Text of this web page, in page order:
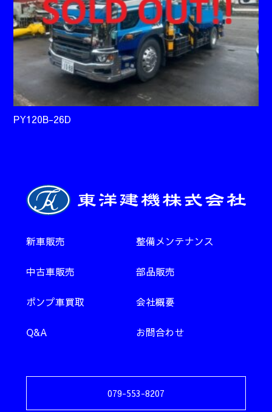
PY120B-26D
新車販売 整備メンテナンス
中古車販売 部品販売
ポンプ車買取 会社概要
Q&A お問合わせ
079-553-8207